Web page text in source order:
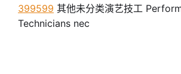
399599 其他未分类演艺技工
Technicians nec